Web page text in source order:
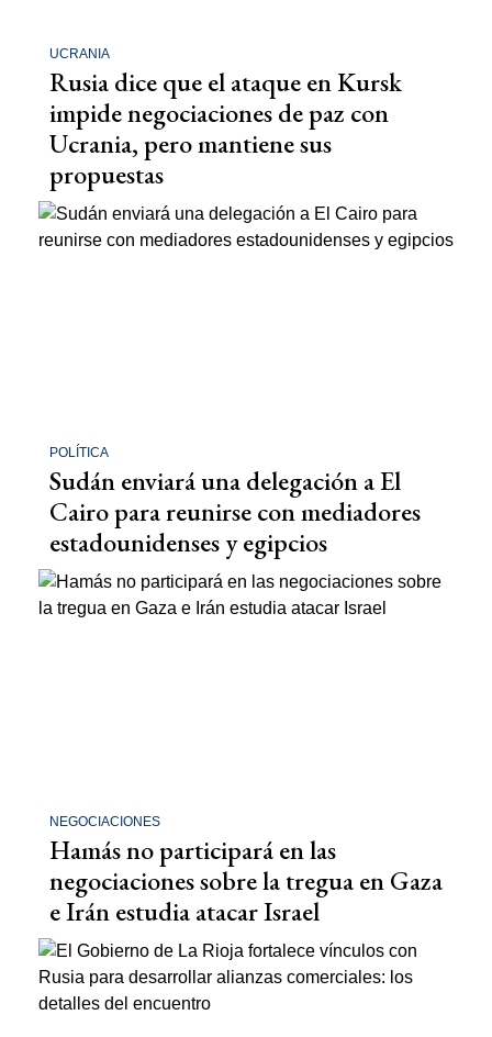
UCRANIA
Rusia dice que el ataque en Kursk
impide negociaciones de paz con
Ucrania, pero mantiene sus
propuestas
POLÍTICA
Sudán enviará una delegación a El
Cairo para reunirse con mediadores
estadounidenses y egipcios
NEGOCIACIONES
Hamás no participará en las
negociaciones sobre la tregua en Gaza
e Irán estudia atacar Israel